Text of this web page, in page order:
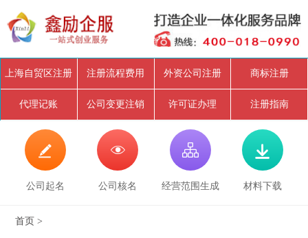
上海自贸区注册 注册流程费用 外资公司注册 商标注册
代理记账 公司变更注销 许可证办理 注册指南

公司起名

公司核名

经营范围生成

材料下载
首页 >